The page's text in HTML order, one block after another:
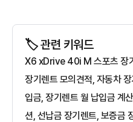
🏷️ 관련 키워드
X6 xDrive 40i M 스포츠 장
장기렌트 모의견적, 자동차
입금, 장기렌트 월 납입금 계
션, 선납금 장기렌트, 보증금